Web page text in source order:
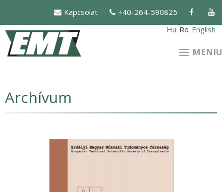
conţinutul
principal
Kapcsolat
+40-264-590825
Hu Ro English
MENIU
Archívum